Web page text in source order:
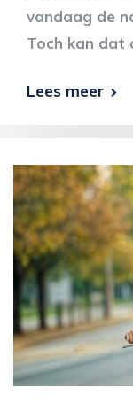
vandaag de
Toch kan dat
Lees meer